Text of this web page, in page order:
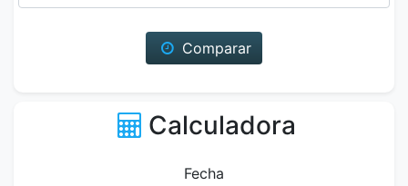
Comparar
Calculadora
Fecha